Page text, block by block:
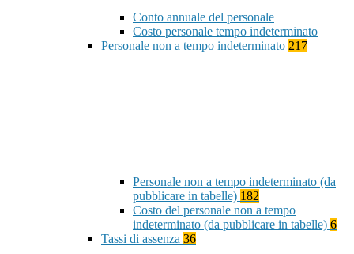
Conto annuale del personale
Costo personale tempo indeterminato
Personale non a tempo indeterminato 217
Personale non a tempo indeterminato (da
pubblicare in tabelle) 182
Costo del personale non a tempo
indeterminato (da pubblicare in tabelle) 6
Tassi di assenza 36